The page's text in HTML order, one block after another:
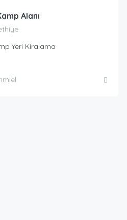
Alanı
Yeri Kiralama